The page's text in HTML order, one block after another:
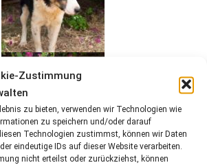
Zustimmung
zu bieten, verwenden wir Technologien wie
zu speichern und/oder darauf
Technologien zustimmst, können wir Daten
eindeutige IDs auf dieser Website verarbeiten.
nicht erteilst oder zurückziehst, können